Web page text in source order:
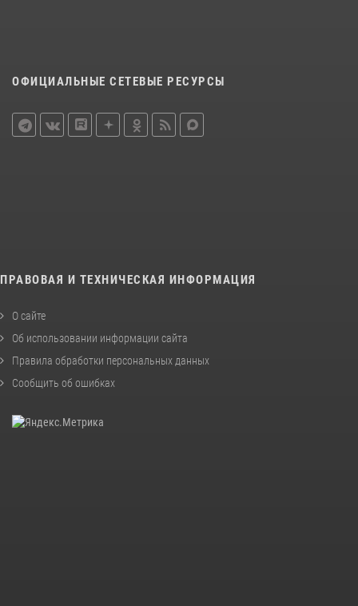
ОФИЦИАЛЬНЫЕ СЕТЕВЫЕ РЕСУРСЫ
ПРАВОВАЯ И ТЕХНИЧЕСКАЯ ИНФОРМАЦИЯ
О сайте
Об использовании информации сайта
Правила обработки персональных данных
Сообщить об ошибках